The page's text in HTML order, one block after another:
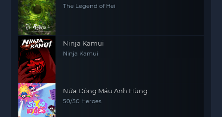
The Legend of Hei
Ninja Kamui
Ninja Kamui
Nửa Dòng Máu Anh Hùng
50/50 Heroes